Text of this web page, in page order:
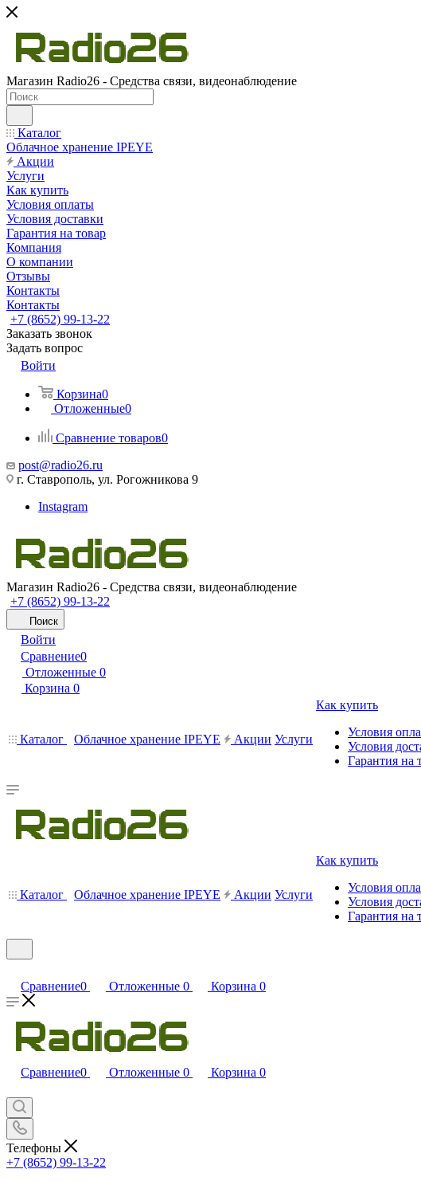
Магазин Radio26 - Средства связи, видеонаблюдение
Каталог
Облачное хранение IPEYE
Акции
Услуги
Как купить
Условия оплаты
Условия доставки
Гарантия на товар
Компания
О компании
Отзывы
Контакты
Контакты
+7 (8652) 99-13-22
Заказать звонок
Задать вопрос
Войти
Корзина0
Отложенные0
Сравнение товаров0
post@radio26.ru
г. Ставрополь, ул. Рогожникова 9
Instagram
Магазин Radio26 - Средства связи, видеонаблюдение
+7 (8652) 99-13-22
Поиск
Войти
Сравнение0
Отложенные 0
Корзина 0
Каталог Облачное хранение IPEYE Акции Услуги
Как купить
Условия
Условия
Гарантия на
Каталог Облачное хранение IPEYE Акции Услуги
Как купить
Условия
Условия
Гарантия на
Сравнение0 Отложенные 0 Корзина 0
Сравнение0 Отложенные 0 Корзина 0
Телефоны
+7 (8652) 99-13-22